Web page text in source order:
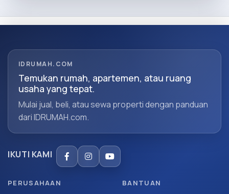
IDRUMAH.COM
Temukan rumah, apartemen, atau ruang
usaha yang tepat.
Mulai jual, beli, atau sewa properti dengan panduan
dari IDRUMAH.com.
IKUTI KAMI
PERUSAHAAN BANTUAN